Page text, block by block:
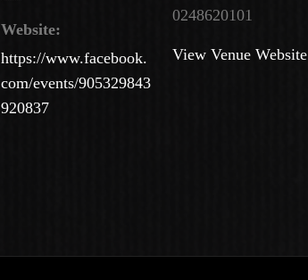
Website:
https://www.facebook.
com/events/905329843
920837
0248620101
View Venue Website